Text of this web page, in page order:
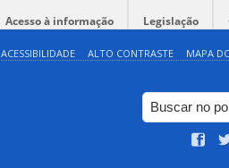
Acesso à informação Legislação
ACESSIBILIDADE ALTO CONTRASTE MAPA